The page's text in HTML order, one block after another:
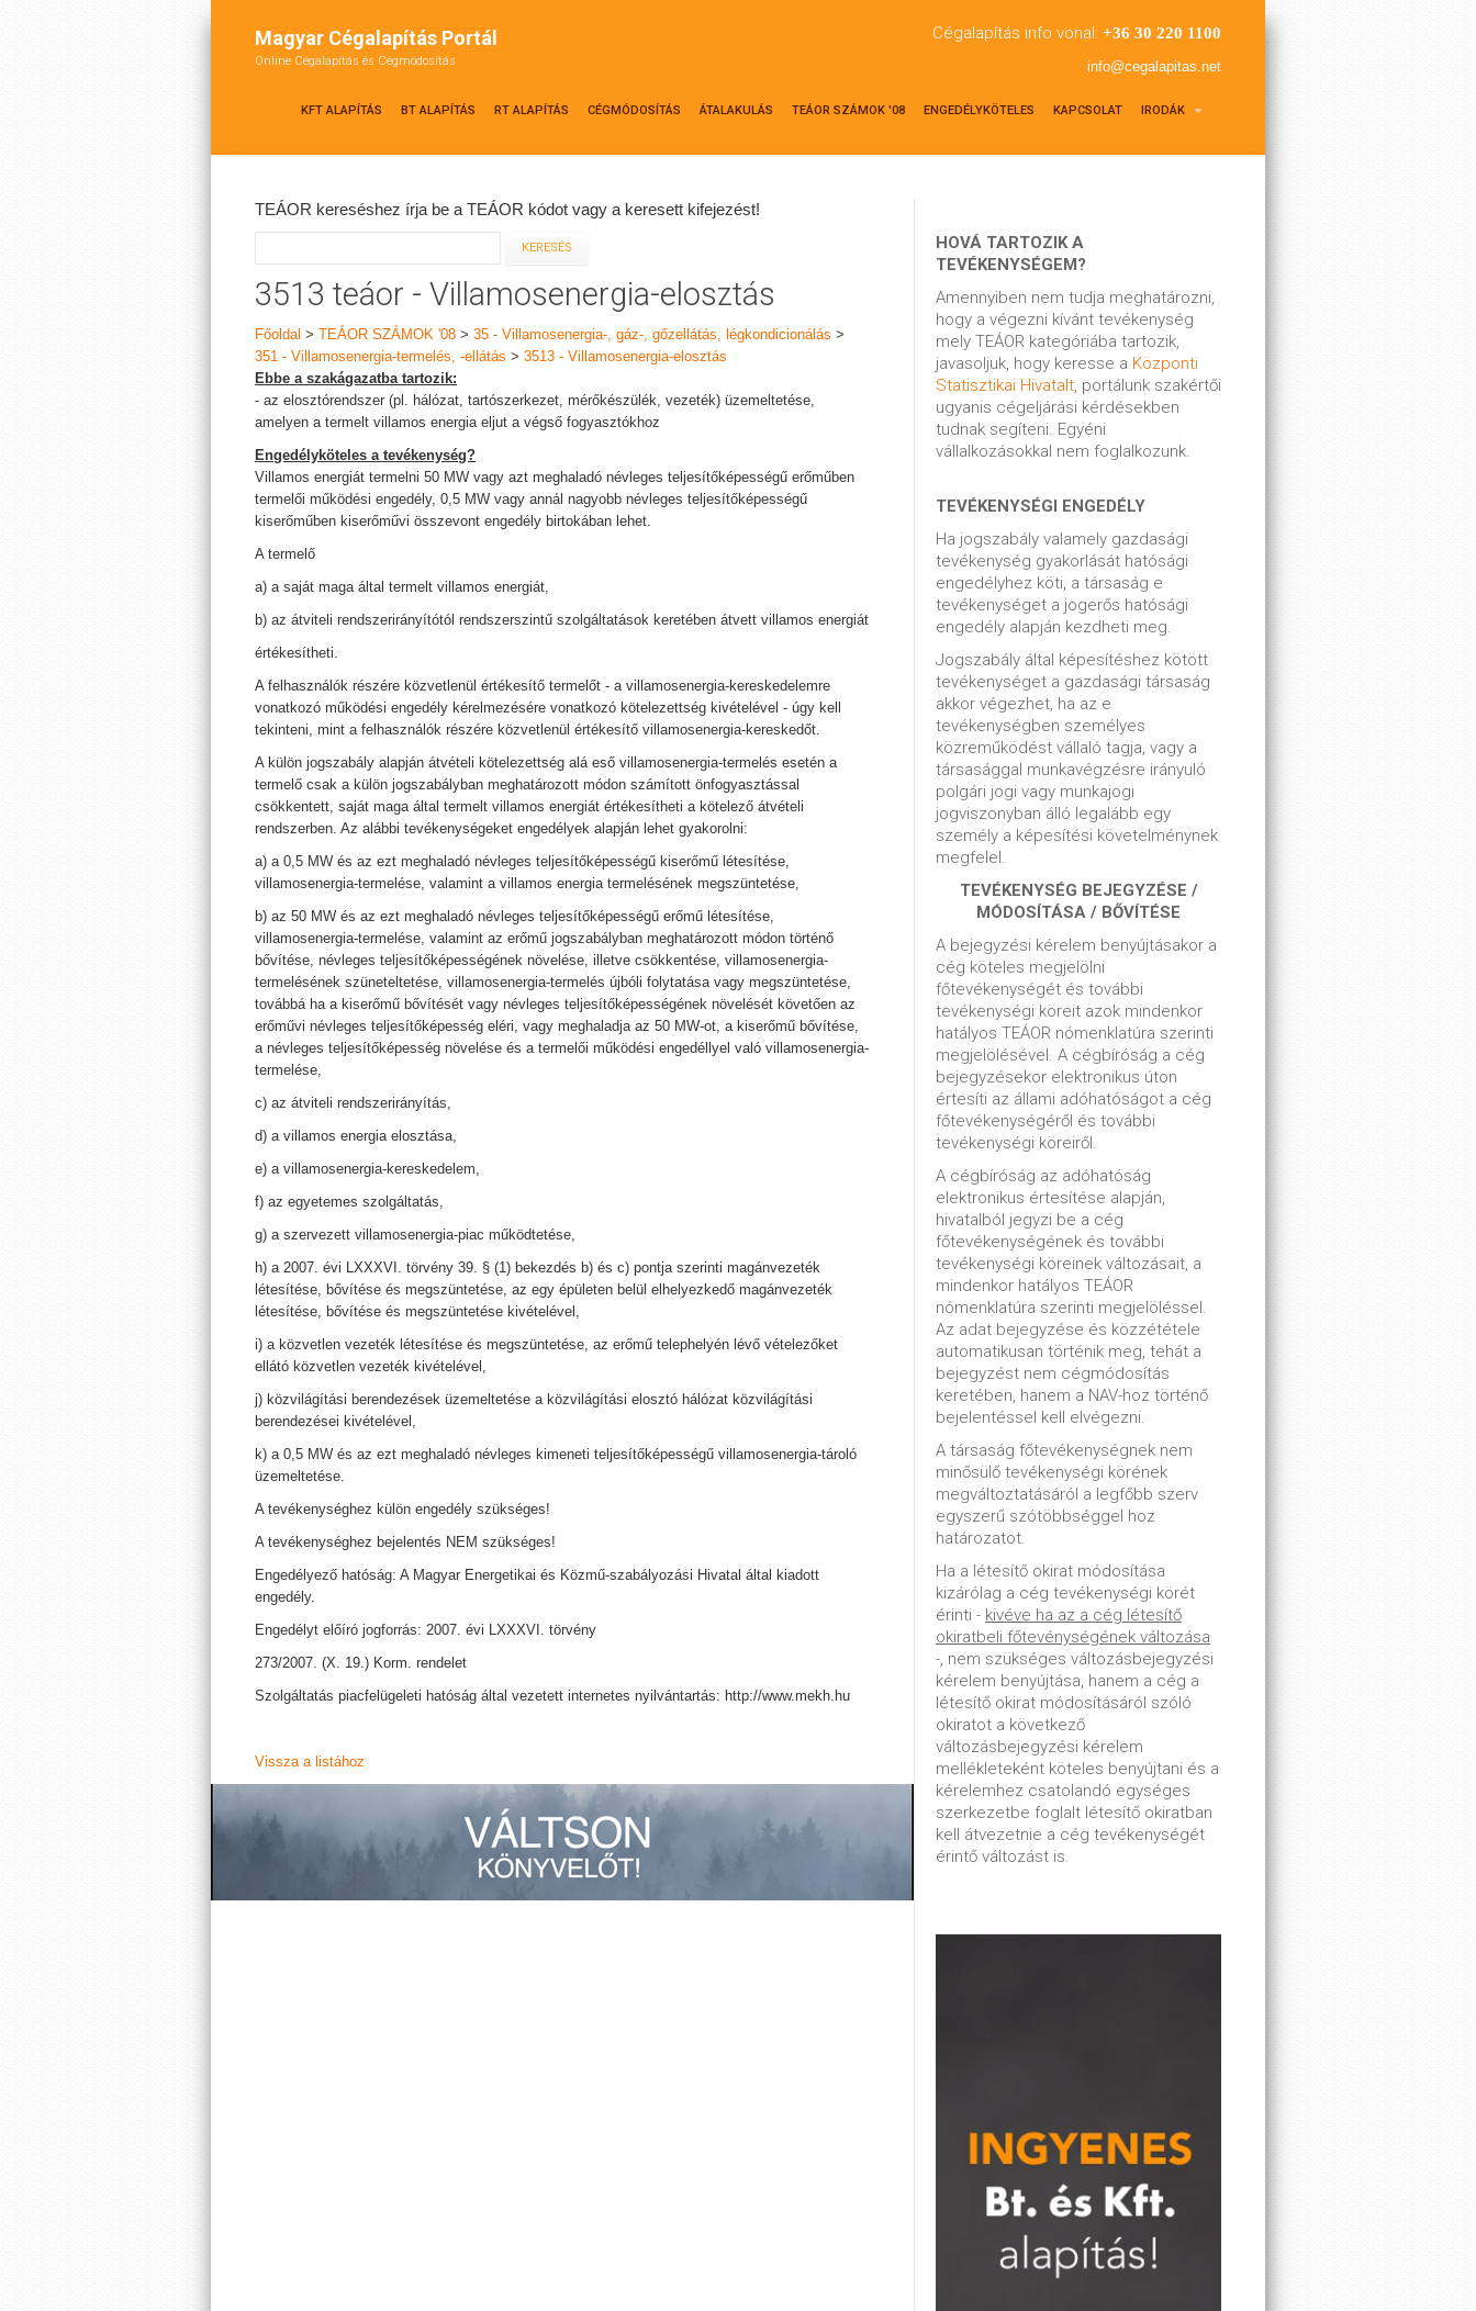
Magyar Cégalapítás Portál
Online Cégalapítás és Cégmódosítás
Cégalapítás info vonal: +36 30 220 1100
info@cegalapitas.net
KFT ALAPÍTÁS BT ALAPÍTÁS RT ALAPÍTÁS CÉGMÓDOSÍTÁS ÁTALAKULÁS TEÁOR SZÁMOK '08 ENGEDÉLYKÖTELES KAPCSOLAT IRODÁK
TEÁOR kereséshez írja be a TEÁOR kódot vagy a keresett kifejezést!
3513 teáor - Villamosenergia-elosztás
Főoldal > TEÁOR SZÁMOK '08 > 35 - Villamosenergia-, gáz-, gőzellátás, légkondicionálás >
351 - Villamosenergia-termelés, -ellátás > 3513 - Villamosenergia-elosztás
Ebbe a szakágazatba tartozik:
- az elosztórendszer (pl. hálózat, tartószerkezet, mérőkészülék, vezeték) üzemeltetése,
amelyen a termelt villamos energia eljut a végső fogyasztókhoz
Engedélyköteles a tevékenység?
Villamos energiát termelni 50 MW vagy azt meghaladó névleges teljesítőképességű erőműben
termelői működési engedély, 0,5 MW vagy annál nagyobb névleges teljesítőképességű
kiserőműben kiserőművi összevont engedély birtokában lehet.
A termelő
a) a saját maga által termelt villamos energiát,
b) az átviteli rendszerirányítótól rendszerszintű szolgáltatások keretében átvett villamos energiát
értékesítheti.
A felhasználók részére közvetlenül értékesítő termelőt - a villamosenergia-kereskedelemre
vonatkozó működési engedély kérelmezésére vonatkozó kötelezettség kivételével - úgy kell
tekinteni, mint a felhasználók részére közvetlenül értékesítő villamosenergia-kereskedőt.
A külön jogszabály alapján átvételi kötelezettség alá eső villamosenergia-termelés esetén a
termelő csak a külön jogszabályban meghatározott módon számított önfogyasztással
csökkentett, saját maga által termelt villamos energiát értékesítheti a kötelező átvételi
rendszerben. Az alábbi tevékenységeket engedélyek alapján lehet gyakorolni:
a) a 0,5 MW és az ezt meghaladó névleges teljesítőképességű kiserőmű létesítése,
villamosenergia-termelése, valamint a villamos energia termelésének megszüntetése,
b) az 50 MW és az ezt meghaladó névleges teljesítőképességű erőmű létesítése,
villamosenergia-termelése, valamint az erőmű jogszabályban meghatározott módon történő
bővítése, névleges teljesítőképességének növelése, illetve csökkentése, villamosenergia-
termelésének szüneteltetése, villamosenergia-termelés újbóli folytatása vagy megszüntetése,
továbbá ha a kiserőmű bővítését vagy névleges teljesítőképességének növelését követően az
erőművi névleges teljesítőképesség eléri, vagy meghaladja az 50 MW-ot, a kiserőmű bővítése,
a névleges teljesítőképesség növelése és a termelői működési engedéllyel való villamosenergia-
termelése,
c) az átviteli rendszerirányítás,
d) a villamos energia elosztása,
e) a villamosenergia-kereskedelem,
f) az egyetemes szolgáltatás,
g) a szervezett villamosenergia-piac működtetése,
h) a 2007. évi LXXXVI. törvény 39. § (1) bekezdés b) és c) pontja szerinti magánvezeték
létesítése, bővítése és megszüntetése, az egy épületen belül elhelyezkedő magánvezeték
létesítése, bővítése és megszüntetése kivételével,
i) a közvetlen vezeték létesítése és megszüntetése, az erőmű telephelyén lévő vételezőket
ellátó közvetlen vezeték kivételével,
j) közvilágítási berendezések üzemeltetése a közvilágítási elosztó hálózat közvilágítási
berendezései kivételével,
k) a 0,5 MW és az ezt meghaladó névleges kimeneti teljesítőképességű villamosenergia-tároló
üzemeltetése.
A tevékenységhez külön engedély szükséges!
A tevékenységhez bejelentés NEM szükséges!
Engedélyező hatóság: A Magyar Energetikai és Közmű-szabályozási Hivatal által kiadott
engedély.
Engedélyt előíró jogforrás: 2007. évi LXXXVI. törvény
273/2007. (X. 19.) Korm. rendelet
Szolgáltatás piacfelügeleti hatóság által vezetett internetes nyilvántartás: http://www.mekh.hu
Vissza a listához
HOVÁ TARTOZIK A
TEVÉKENYSÉGEM?
Amennyiben nem tudja meghatározni,
hogy a végezni kívánt tevékenység
mely TEÁOR kategóriába tartozik,
javasoljuk, hogy keresse a Központi
Statisztikai Hivatalt, portálunk szakértői
ugyanis cégeljárási kérdésekben
tudnak segíteni. Egyéni
vállalkozásokkal nem foglalkozunk.
TEVÉKENYSÉGI ENGEDÉLY
Ha jogszabály valamely gazdasági
tevékenység gyakorlását hatósági
engedélyhez köti, a társaság e
tevékenységet a jogerős hatósági
engedély alapján kezdheti meg.
Jogszabály által képesítéshez kötött
tevékenységet a gazdasági társaság
akkor végezhet, ha az e
tevékenységben személyes
közreműködést vállaló tagja, vagy a
társasággal munkavégzésre irányuló
polgári jogi vagy munkajogi
jogviszonyban álló legalább egy
személy a képesítési követelménynek
megfelel.
TEVÉKENYSÉG BEJEGYZÉSE /
MÓDOSÍTÁSA / BŐVÍTÉSE
A bejegyzési kérelem benyújtásakor a
cég köteles megjelölni
főtevékenységét és további
tevékenységi köreit azok mindenkor
hatályos TEÁOR nómenklatúra szerinti
megjelölésével. A cégbíróság a cég
bejegyzésekor elektronikus úton
értesíti az állami adóhatóságot a cég
főtevékenységéről és további
tevékenységi köreiről.
A cégbíróság az adóhatóság
elektronikus értesítése alapján,
hivatalból jegyzi be a cég
főtevékenységének és további
tevékenységi köreinek változásait, a
mindenkor hatályos TEÁOR
nómenklatúra szerinti megjelöléssel.
Az adat bejegyzése és közzététele
automatikusan történik meg, tehát a
bejegyzést nem cégmódosítás
keretében, hanem a NAV-hoz történő
bejelentéssel kell elvégezni.
A társaság főtevékenységnek nem
minősülő tevékenységi körének
megváltoztatásáról a legfőbb szerv
egyszerű szótöbbséggel hoz
határozatot.
Ha a létesítő okirat módosítása
kizárólag a cég tevékenységi körét
érinti - kivéve ha az a cég létesítő
okiratbeli főtevénységének változása
-, nem szükséges változásbejegyzési
kérelem benyújtása, hanem a cég a
létesítő okirat módosításáról szóló
okiratot a következő
változásbejegyzési kérelem
mellékleteként köteles benyújtani és a
kérelemhez csatolandó egységes
szerkezetbe foglalt létesítő okiratban
kell átvezetnie a cég tevékenységét
érintő változást is.